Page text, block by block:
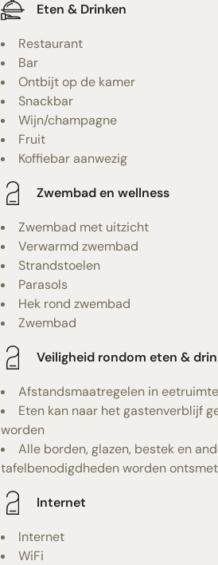
Eten & Drinken
Restaurant
Bar
Ontbijt op de kamer
Snackbar
Wijn/champagne
Fruit
Koffiebar aanwezig
Zwembad en wellness
Zwembad met uitzicht
Verwarmd zwembad
Strandstoelen
Parasols
Hek rond zwembad
Zwembad
Veiligheid rondom eten &
Afstandsmaatregelen in
Eten kan naar het gastenverblijf
worden
Alle borden, glazen, bestek en
tafelbenodigdheden worden ontsmet
Internet
Internet
WiFi